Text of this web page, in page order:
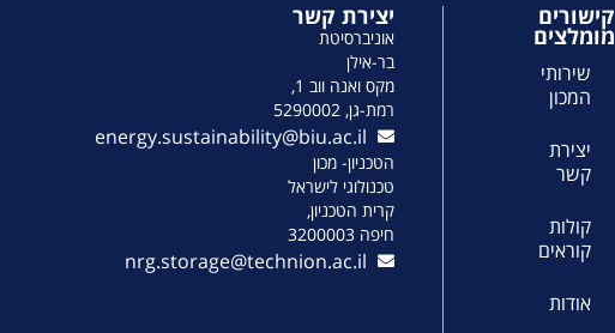
קישורים
מומלצים
שירותי
המכון
יצירת
קשר
קולות
קוראים
אודות
יצירת קשר
אוניברסיטת
בר-אילן
מקס ואנה ווב 1,
רמת-גן, 5290002
energy.sustainability@biu.ac.il
הטכניון- מכון
טכנולוגי לישראל
קרית הטכניון,
חיפה 3200003
nrg.storage@technion.ac.il